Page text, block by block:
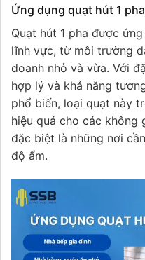
Ứng dụng quạt hút 1
Quạt hút 1 pha được
lĩnh vực, từ môi trường
doanh nhỏ và vừa. Với
hợp lý và khả năng
phổ biến, loại quạt này
hiệu quả cho các không
đặc biệt là những nơi
độ ẩm.